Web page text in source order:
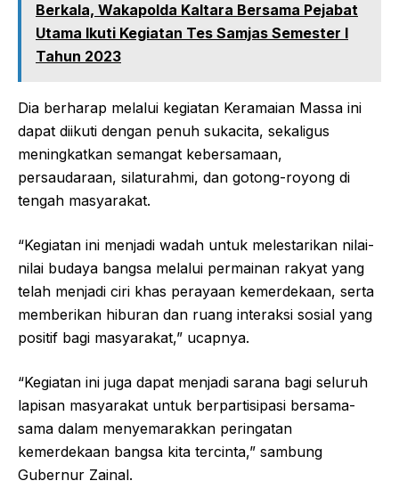
Berkala, Wakapolda Kaltara Bersama Pejabat
Utama Ikuti Kegiatan Tes Samjas Semester I
Tahun 2023
Dia berharap melalui kegiatan Keramaian Massa ini
dapat diikuti dengan penuh sukacita, sekaligus
meningkatkan semangat kebersamaan,
persaudaraan, silaturahmi, dan gotong-royong di
tengah masyarakat.
“Kegiatan ini menjadi wadah untuk melestarikan nilai-
nilai budaya bangsa melalui permainan rakyat yang
telah menjadi ciri khas perayaan kemerdekaan, serta
memberikan hiburan dan ruang interaksi sosial yang
positif bagi masyarakat,” ucapnya.
“Kegiatan ini juga dapat menjadi sarana bagi seluruh
lapisan masyarakat untuk berpartisipasi bersama-
sama dalam menyemarakkan peringatan
kemerdekaan bangsa kita tercinta,” sambung
Gubernur Zainal.